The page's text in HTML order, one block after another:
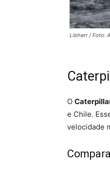
Libherr / Foto:
O
e Chile.
velocidade